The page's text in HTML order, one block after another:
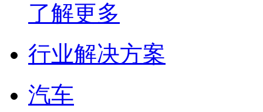
了解更多
行业解决方案
汽车